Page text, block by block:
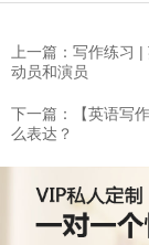
上一篇：写作练习
动员和演员
下一篇：【英语写
么表达？